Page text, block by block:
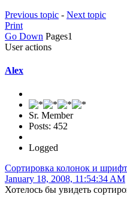
Previous topic - Next topic
Print
Go Down Pages1
User actions
Alex
Sr. Member
Posts: 452
Logged
Сортировка колонок и
January 18, 2008, 11:54:34 AM
Хотелось бы увидеть